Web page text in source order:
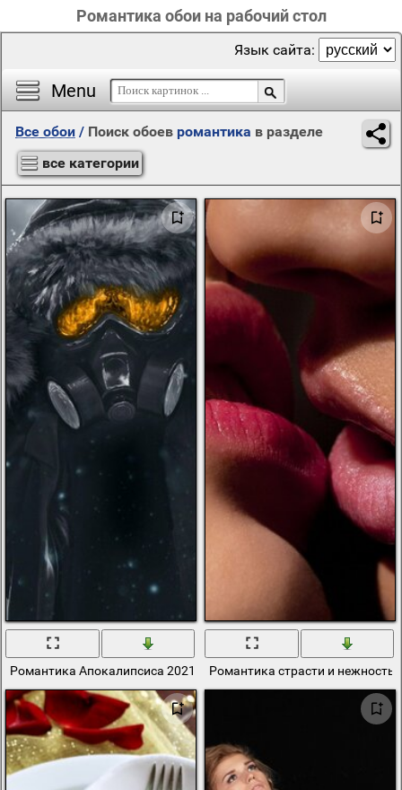
Романтика обои на рабочий стол
Menu
Язык сайта:
Все обои / Поиск обоев романтика в разделе
все категории
Романтика Апокалипсиса 2021. АртРомантика страсти и нежность